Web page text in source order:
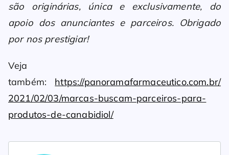
são originárias, única e exclusivamente, do
apoio dos anunciantes e parceiros. Obrigado
por nos prestigiar!
Veja
também: https://panoramafarmaceutico.com.br/
2021/02/03/marcas-buscam-parceiros-para-
produtos-de-canabidiol/